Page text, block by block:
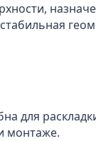
для
монтаже.